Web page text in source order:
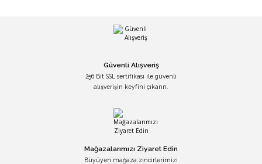
Güvenli Alışveriş
256 Bit SSL sertifikası ile güvenli
alışverişin keyfini çıkarın.
Mağazalarımızı Ziyaret Edin
Büyüyen mağaza zincirlerimizi